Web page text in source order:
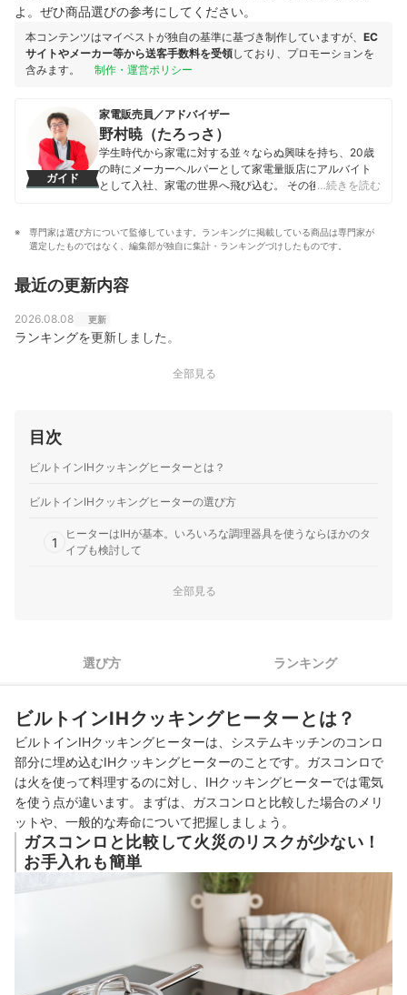
よ。ぜひ商品選びの参考にしてください。
本コンテンツはマイベストが独自の基準に基づき制作していますが、 EC
サイトやメーカー等から送客手数料を受領しており、プロモーションを
含みます。
制作・運営ポリシー
ガイド
家電販売員／アドバイザー
野村暁（たろっさ）
学生時代から家電に対する並々ならぬ興味を持ち、20歳
の時にメーカーヘルパーとして家電量販店にアルバイト
として入社、家電の世界へ飛び込む。 その後2年で家電販
る。 その後15年以上家電販売員として活動し、現在はプ
ロの家電販売員としてだけでなく、家電ライターとして
報ブログ「家電損をしない買い方をプロの販売員が教え
ている。また、家電アドバイザーの資格も有し「家電」
と名の付く物全てに精通、「すべての人が平等に良い家
野村暁（たろっさ）のプロフィール
…続きを読む
専門家は選び方について監修しています。ランキングに掲載している商品は専門家が
選定したものではなく、編集部が独自に集計・ランキングづけしたものです。
最近の更新内容
2026.08.08 更新
ランキングを更新しました。
全部見る
目次
ビルトインIHクッキングヒーターとは？
ビルトインIHクッキングヒーターの選び方
1
ヒーターはIHが基本。いろいろな調理器具を使うならほかのタ
イプも検討して
魚焼きグリルはオート調理、ヒーターにはタイマー機能がある
と便利
5 切り忘れ防止機能は必須！切り忘れないように注意はして
6 タッチパネルで全面フラットなら掃除しやすい
7 賃貸住宅やミニキッチンには1口タイプもあり
ビルトインIHクッキングヒーター全20商品おすすめ人気ランキング
交換費用は？自分で交換できる？
電気代はどのくらい？補助金はある？
もっと手軽に使いたいなら、卓上型・据置型のIHクッキングヒーターも
ビルトインIHクッキングヒーターの売れ筋ランキングもチェック！
全部見る
選び方 ランキング
ビルトインIHクッキングヒーターとは？
ビルトインIHクッキングヒーターは、システムキッチンのコンロ
部分に埋め込むIHクッキングヒーターのことです。 ガスコンロで
は火を使って料理するのに対し、IHクッキングヒーターでは電気
を使う点が違います。まずは、ガスコンロと比較した場合のメリ
ットや、一般的な寿命について把握しましょう。
ガスコンロと比較して火災のリスクが少ない！
お手入れも簡単